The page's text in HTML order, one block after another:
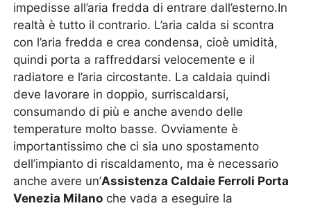
impedisse all’aria fredda di entrare dall’esterno.In
realtà è tutto il contrario. L’aria calda si scontra
con l’aria fredda e crea condensa, cioè umidità,
quindi porta a raffreddarsi velocemente e il
radiatore e l’aria circostante. La caldaia quindi
deve lavorare in doppio, surriscaldarsi,
consumando di più e anche avendo delle
temperature molto basse. Ovviamente è
importantissimo che ci sia uno spostamento
dell’impianto di riscaldamento, ma è necessario
anche avere un’Assistenza Caldaie Ferroli Porta
Venezia Milano che vada a eseguire la